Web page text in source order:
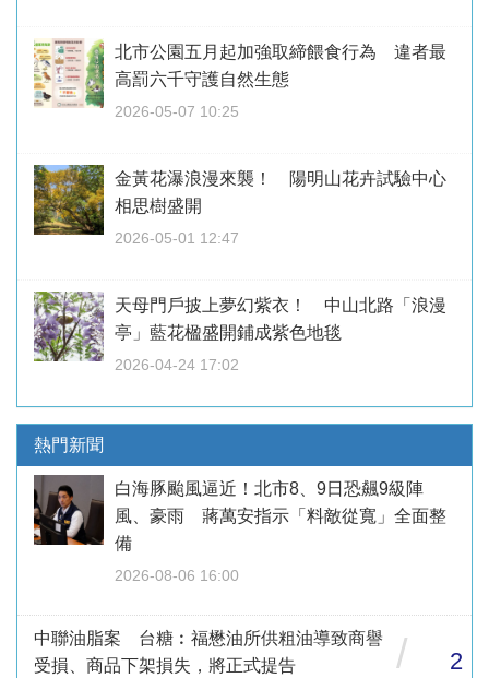
北市公園五月起加強取締餵食行為 違者最
高罰六千守護自然生態
2026-05-07 10:25
金黃花瀑浪漫來襲！ 陽明山花卉試驗中心
相思樹盛開
2026-05-01 12:47
天母門戶披上夢幻紫衣！ 中山北路「浪漫
亭」藍花楹盛開鋪成紫色地毯
2026-04-24 17:02
熱門新聞
白海豚颱風逼近！北市8、9日恐飆9級陣
風、豪雨 蔣萬安指示「料敵從寬」全面整
備
2026-08-06 16:00
中聯油脂案 台糖︰福懋油所供粗油導致商譽
受損、商品下架損失，將正式提告
/ 2